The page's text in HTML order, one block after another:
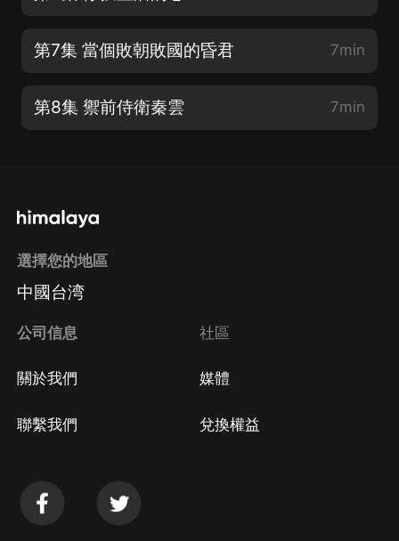
第7集 當個敗朝敗國的昏君 7min
第8集 禦前侍衛秦雲 7min
選擇您的地區
中國台湾
公司信息
關於我們
聯繫我們
社區
媒體
兌換權益